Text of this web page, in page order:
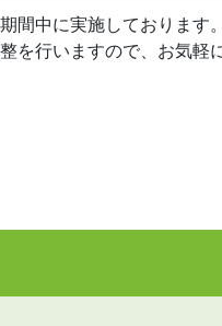
間中に実施しております。
を行いますので、お気軽